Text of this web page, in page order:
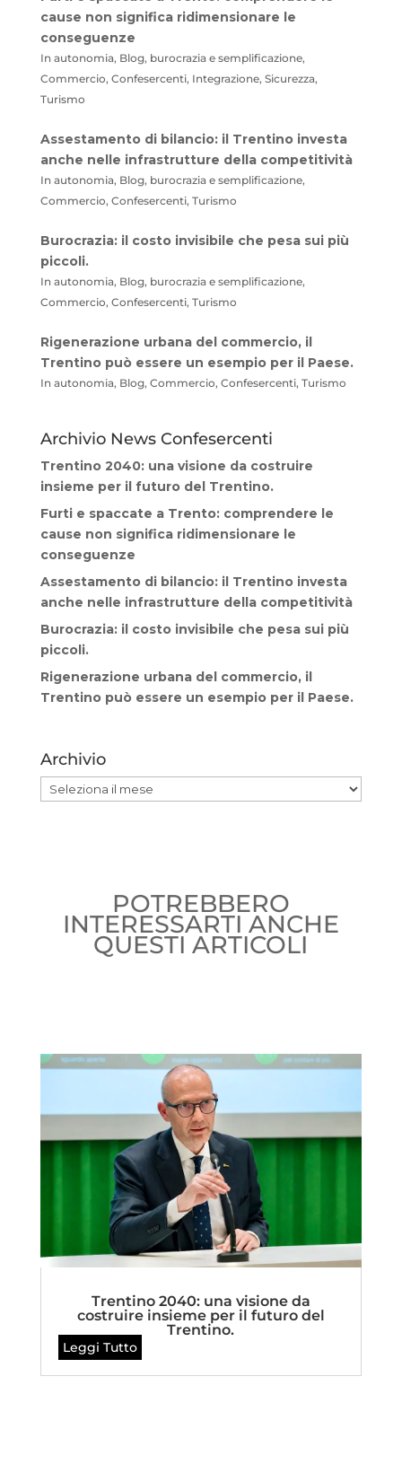
cause non significa ridimensionare le
conseguenze
In autonomia, Blog, burocrazia e semplificazione,
Commercio, Confesercenti, Integrazione, Sicurezza,
Turismo
Assestamento di bilancio: il Trentino investa
anche nelle infrastrutture della competitività
In autonomia, Blog, burocrazia e semplificazione,
Commercio, Confesercenti, Turismo
Burocrazia: il costo invisibile che pesa sui più
piccoli.
In autonomia, Blog, burocrazia e semplificazione,
Commercio, Confesercenti, Turismo
Rigenerazione urbana del commercio, il
Trentino può essere un esempio per il Paese.
In autonomia, Blog, Commercio, Confesercenti, Turismo
Archivio News Confesercenti
Trentino 2040: una visione da costruire
insieme per il futuro del Trentino.
Furti e spaccate a Trento: comprendere le
cause non significa ridimensionare le
conseguenze
Assestamento di bilancio: il Trentino investa
anche nelle infrastrutture della competitività
Burocrazia: il costo invisibile che pesa sui più
piccoli.
Rigenerazione urbana del commercio, il
Trentino può essere un esempio per il Paese.
Archivio
Archivio
POTREBBERO
INTERESSARTI ANCHE
QUESTI ARTICOLI
Trentino 2040: una visione da
costruire insieme per il futuro del
Trentino.
Leggi Tutto